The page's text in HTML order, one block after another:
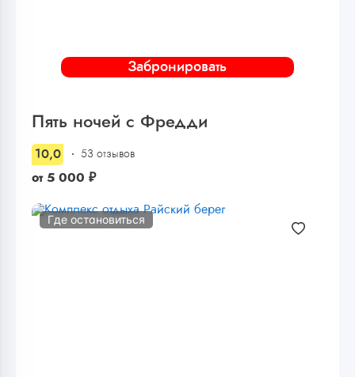
Забронировать
Пять ночей с Фредди
10,0 53 отзывов
от 5 000 ₽
Где остановиться